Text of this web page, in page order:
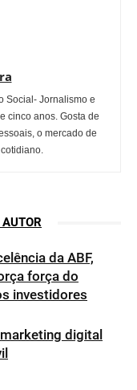
Social- Jornalismo e
cinco anos. Gosta de
o mercado de
da ABF,
força do
investidores
digital